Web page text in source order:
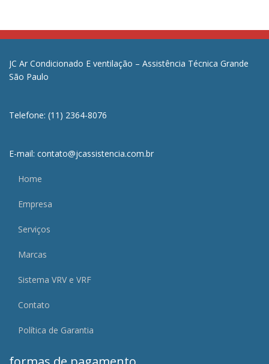
JC Ar Condicionado E ventilação – Assistência Técnica Grande
São Paulo
Telefone: (11) 2364-8076
E-mail: contato@jcassistencia.com.br
Home
Empresa
Serviços
Marcas
Sistema VRV e VRF
Contato
Política de Garantia